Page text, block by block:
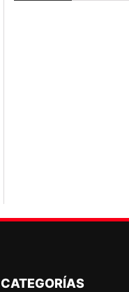
CATEGORÍAS